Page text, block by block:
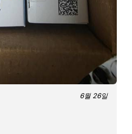
6월 26일